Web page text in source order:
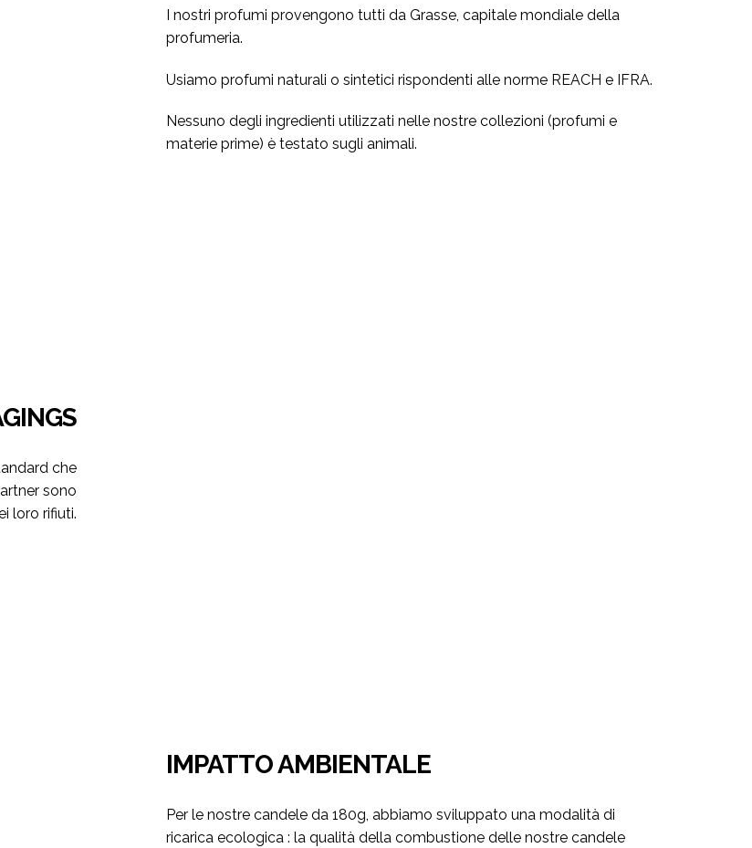
I nostri profumi provengono tutti da Grasse, capitale mondiale della
profumeria.
Usiamo profumi naturali o sintetici rispondenti alle norme REACH e IFRA.
Nessuno degli ingredienti utilizzati nelle nostre collezioni (profumi e
materie prime) è testato sugli animali.
che
sono
loro rifiuti.
IMPATTO AMBIENTALE
Per le nostre candele da 180g, abbiamo sviluppato una modalità di
ricarica ecologica : la qualità della combustione delle nostre candele